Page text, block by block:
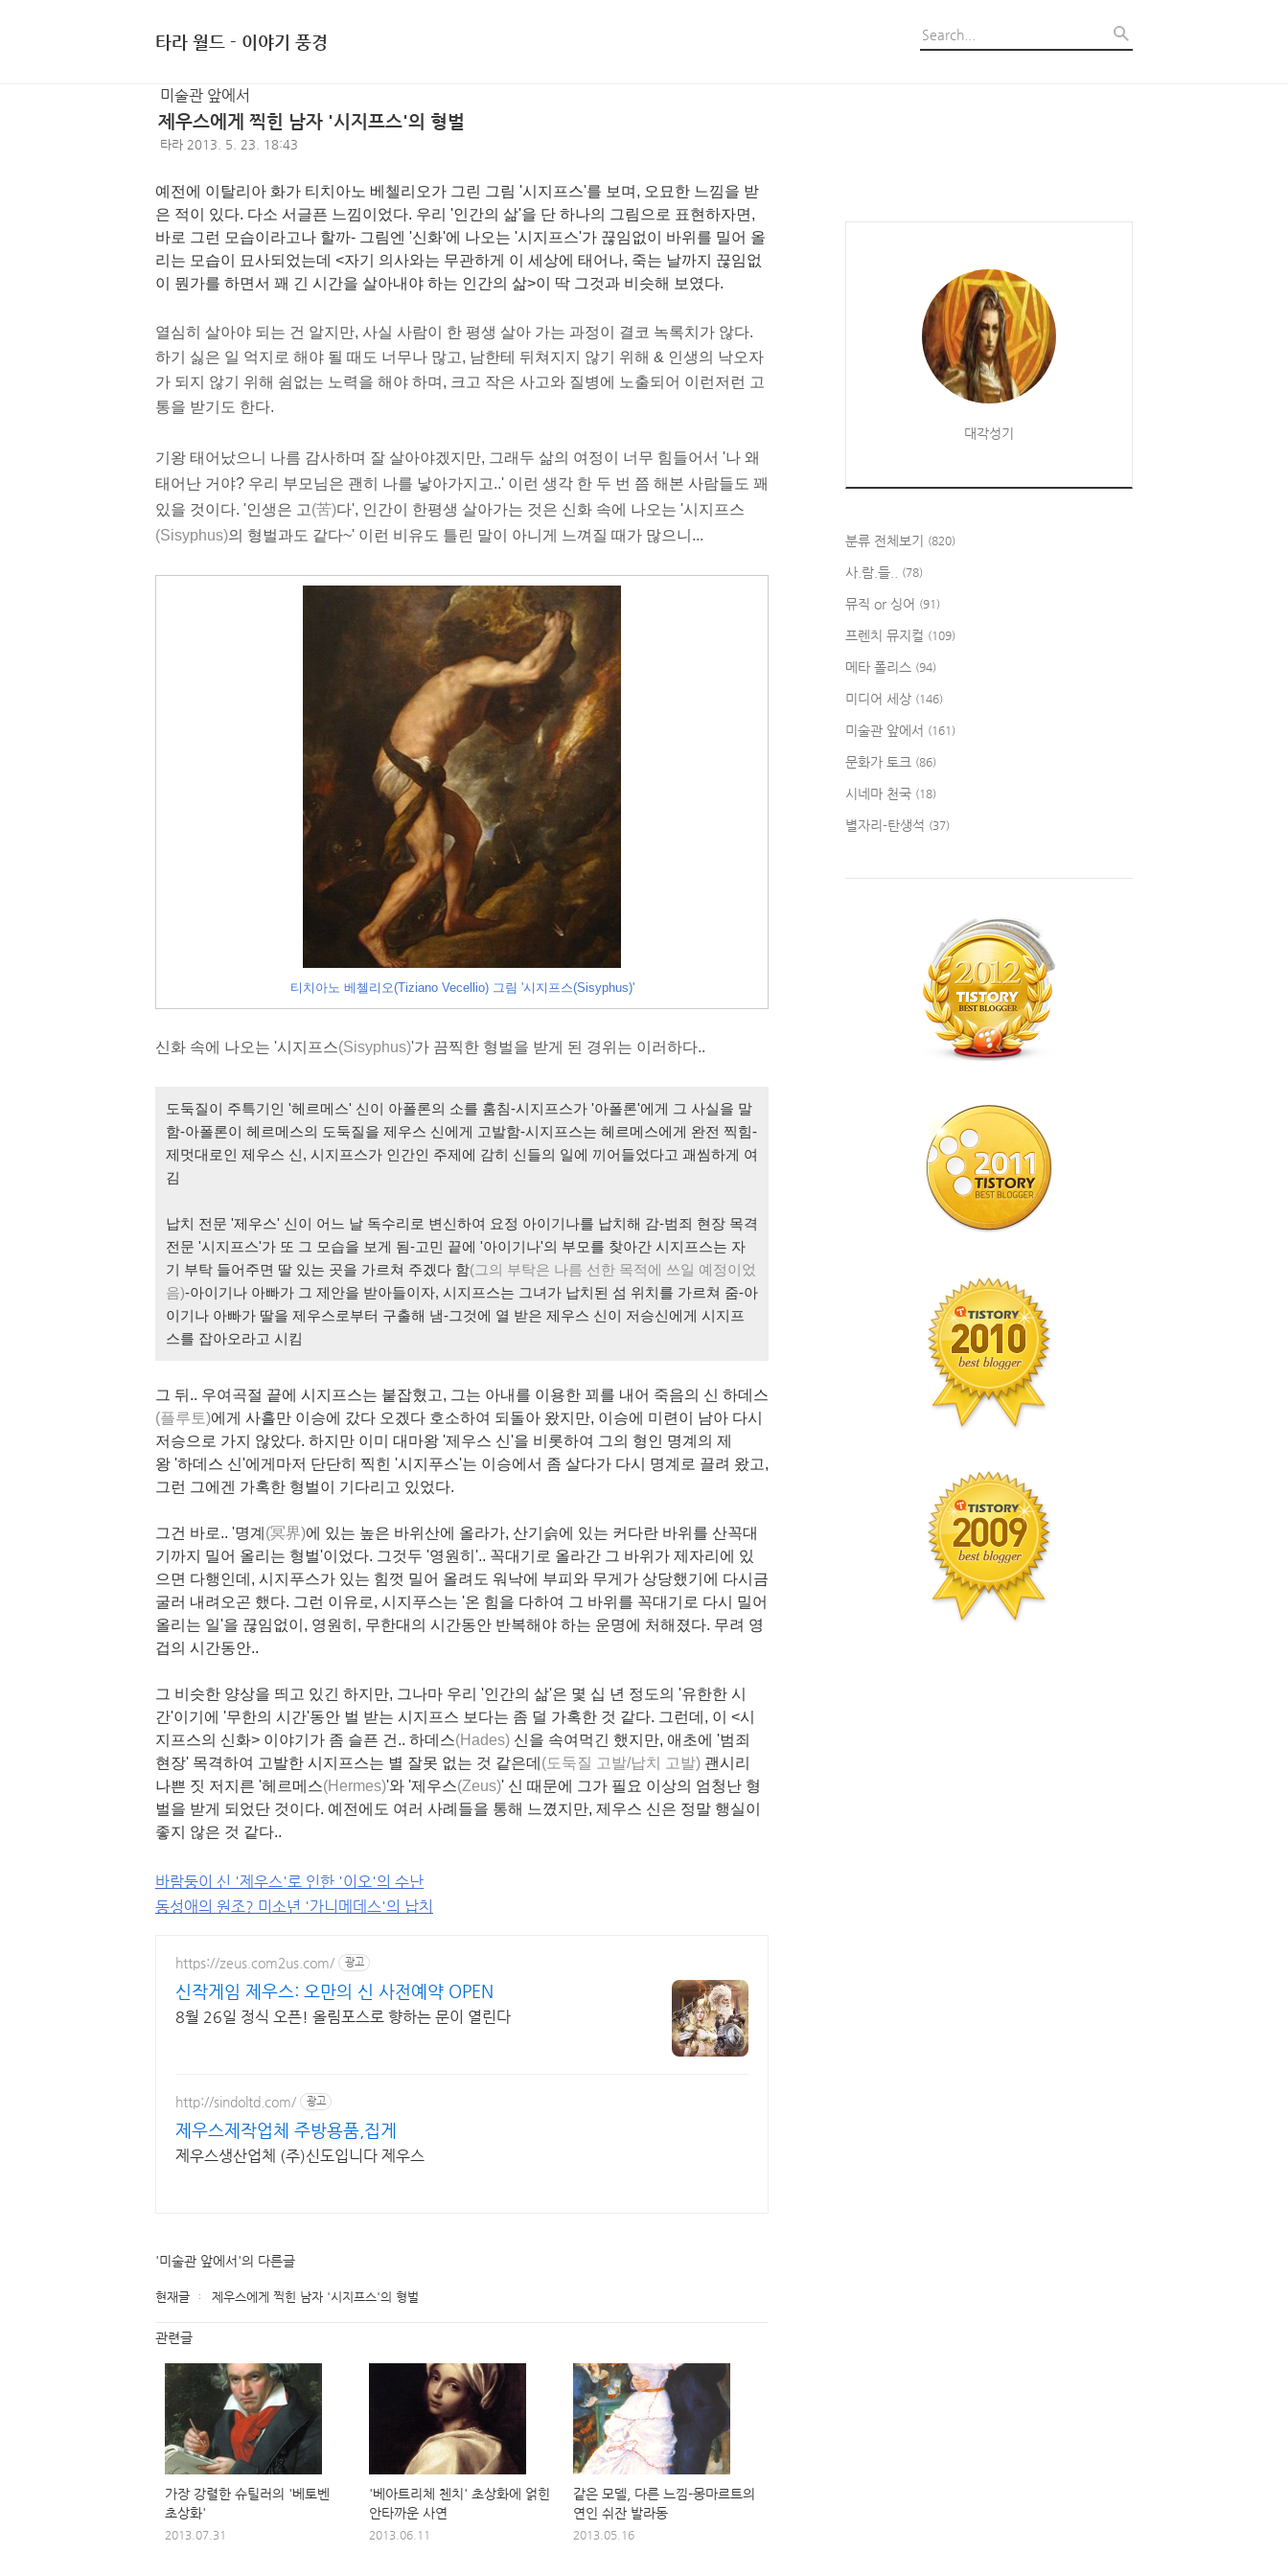
타라 월드 - 이야기 풍경
미술관 앞에서
제우스에게 찍힌 남자 '시지프스'의 형벌
타라 2013. 5. 23. 18:43
예전에 이탈리아 화가 티치아노 베첼리오가 그린 그림 '시지프스'를 보며, 오묘한 느낌을 받
은 적이 있다. 다소 서글픈 느낌이었다. 우리 '인간의 삶'을 단 하나의 그림으로 표현하자면,
바로 그런 모습이라고나 할까- 그림엔 '신화'에 나오는 '시지프스'가 끊임없이 바위를 밀어 올
리는 모습이 묘사되었는데 <자기 의사와는 무관하게 이 세상에 태어나, 죽는 날까지 끊임없
이 뭔가를 하면서 꽤 긴 시간을 살아내야 하는 인간의 삶>이 딱 그것과 비슷해 보였다.
열심히 살아야 되는 건 알지만, 사실 사람이 한 평생 살아 가는 과정이 결코 녹록치가 않다.
하기 싫은 일 억지로 해야 될 때도 너무나 많고, 남한테 뒤쳐지지 않기 위해 & 인생의 낙오자
가 되지 않기 위해 쉼없는 노력을 해야 하며, 크고 작은 사고와 질병에 노출되어 이런저런 고
통을 받기도 한다.
기왕 태어났으니 나름 감사하며 잘 살아야겠지만, 그래두 삶의 여정이 너무 힘들어서 '나 왜
태어난 거야? 우리 부모님은 괜히 나를 낳아가지고..' 이런 생각 한 두 번 쯤 해본 사람들도 꽤
있을 것이다. '인생은 고(苦)다', 인간이 한평생 살아가는 것은 신화 속에 나오는 '시지프스
(Sisyphus)의 형벌과도 같다~' 이런 비유도 틀린 말이 아니게 느껴질 때가 많으니...
티치아노 베첼리오(Tiziano Vecellio) 그림 '시지프스(Sisyphus)'
신화 속에 나오는 '시지프스(Sisyphus)'가 끔찍한 형벌을 받게 된 경위는 이러하다..
도둑질이 주특기인 '헤르메스' 신이 아폴론의 소를 훔침-시지프스가 '아폴론'에게 그 사실을 말
함-아폴론이 헤르메스의 도둑질을 제우스 신에게 고발함-시지프스는 헤르메스에게 완전 찍힘-
제멋대로인 제우스 신, 시지프스가 인간인 주제에 감히 신들의 일에 끼어들었다고 괘씸하게 여
김
납치 전문 '제우스' 신이 어느 날 독수리로 변신하여 요정 아이기나를 납치해 감-범죄 현장 목격
전문 '시지프스'가 또 그 모습을 보게 됨-고민 끝에 '아이기나'의 부모를 찾아간 시지프스는 자
기 부탁 들어주면 딸 있는 곳을 가르쳐 주겠다 함(그의 부탁은 나름 선한 목적에 쓰일 예정이었
음)-아이기나 아빠가 그 제안을 받아들이자, 시지프스는 그녀가 납치된 섬 위치를 가르쳐 줌-아
이기나 아빠가 딸을 제우스로부터 구출해 냄-그것에 열 받은 제우스 신이 저승신에게 시지프
스를 잡아오라고 시킴
그 뒤.. 우여곡절 끝에 시지프스는 붙잡혔고, 그는 아내를 이용한 꾀를 내어 죽음의 신 하데스
(플루토)에게 사흘만 이승에 갔다 오겠다 호소하여 되돌아 왔지만, 이승에 미련이 남아 다시
저승으로 가지 않았다. 하지만 이미 대마왕 '제우스 신'을 비롯하여 그의 형인 명계의 제
왕 '하데스 신'에게마저 단단히 찍힌 '시지푸스'는 이승에서 좀 살다가 다시 명계로 끌려 왔고,
그런 그에겐 가혹한 형벌이 기다리고 있었다.
그건 바로.. '명계 (冥界)에 있는 높은 바위산에 올라가, 산기슭에 있는 커다란 바위를 산꼭대
기까지 밀어 올리는 형벌'이었다. 그것두 '영원히'.. 꼭대기로 올라간 그 바위가 제자리에 있
으면 다행인데, 시지푸스가 있는 힘껏 밀어 올려도 워낙에 부피와 무게가 상당했기에 다시금
굴러 내려오곤 했다. 그런 이유로, 시지푸스는 '온 힘을 다하여 그 바위를 꼭대기로 다시 밀어
올리는 일'을 끊임없이, 영원히, 무한대의 시간동안 반복해야 하는 운명에 처해졌다. 무려 영
겁의 시간동안..
그 비슷한 양상을 띄고 있긴 하지만, 그나마 우리 '인간의 삶'은 몇 십 년 정도의 '유한한 시
간'이기에 '무한의 시간'동안 벌 받는 시지프스 보다는 좀 덜 가혹한 것 같다. 그런데, 이 <시
지프스의 신화> 이야기가 좀 슬픈 건.. 하데스(Hades) 신을 속여먹긴 했지만, 애초에 '범죄
현장' 목격하여 고발한 시지프스는 별 잘못 없는 것 같은데 (도둑질 고발/납치 고발) 괜시리
나쁜 짓 저지른 '헤르메스(Hermes)'와 '제우스(Zeus)' 신 때문에 그가 필요 이상의 엄청난 형
벌을 받게 되었단 것이다. 예전에도 여러 사례들을 통해 느꼈지만, 제우스 신은 정말 행실이
좋지 않은 것 같다..
바람둥이 신 '제우스'로 인한 '이오'의 수난
동성애의 원조? 미소년 '가니메데스'의 납치
https://zeus.com2us.com/ 광고
신작게임 제우스: 오만의 신 사전예약 OPEN
8월 26일 정식 오픈! 올림포스로 향하는 문이 열린다
http://sindoltd.com/ 광고
제우스제작업체 주방용품,집게
제우스생산업체 (주)신도입니다 제우스
'미술관 앞에서'의 다른글
현재글 제우스에게 찍힌 남자 '시지프스'의 형벌
관련글
가장 강렬한 슈틸러의 '베토벤
초상화'
2013.07.31
'베아트리체 첸치' 초상화에 얽힌
안타까운 사연
2013.06.11
같은 모델, 다른 느낌-몽마르트의
연인 쉬잔 발라동
2013.05.16
대각성기
분류 전체보기 (820)
사.람.들.. (78)
뮤직 or 싱어 (91)
프렌치 뮤지컬 (109)
메타 폴리스 (94)
미디어 세상 (146)
미술관 앞에서 (161)
문화가 토크 (86)
시네마 천국 (18)
별자리-탄생석 (37)